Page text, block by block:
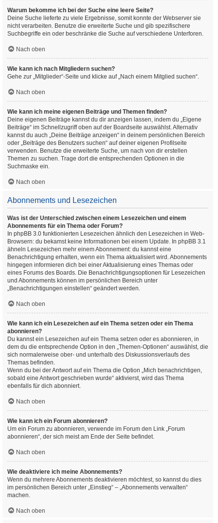
Warum bekomme ich bei der Suche eine leere Seite?
Deine Suche lieferte zu viele Ergebnisse, somit konnte der Webserver sie
nicht verarbeiten. Benutze die erweiterte Suche und gib spezifischere
Suchbegriffe ein oder beschränke die Suche auf verschiedene Unterforen.
Nach oben
Wie kann ich nach Mitgliedern suchen?
Gehe zur „Mitglieder“-Seite und klicke auf „Nach einem Mitglied suchen“.
Nach oben
Wie kann ich meine eigenen Beiträge und Themen finden?
Deine eigenen Beiträge kannst du dir anzeigen lassen, indem du „Eigene
Beiträge“ im Schnellzugriff oben auf der Boardseite auswählst. Alternativ
kannst du auch „Deine Beiträge anzeigen“ in deinem persönlichen Bereich
oder „Beiträge des Benutzers suchen“ auf deiner eigenen Profilseite
verwenden. Benutze die erweiterte Suche, um nach von dir erstellen
Themen zu suchen. Trage dort die entsprechenden Optionen in die
Suchmaske ein.
Nach oben
Abonnements und Lesezeichen
Was ist der Unterschied zwischen einem Lesezeichen und einem
Abonnements für ein Thema oder Forum?
In phpBB 3.0 funktionierten Lesezeichen ähnlich den Lesezeichen in Web-
Browsern: du bekamst keine Informationen bei einem Update. In phpBB 3.1
ähneln Lesezeichen mehr einem Abonnement: du kannst eine
Benachrichtigung erhalten, wenn ein Thema aktualisiert wird. Abonnements
hingegen informieren dich bei einer Aktualisierung eines Themas oder
eines Forums des Boards. Die Benachrichtigungsoptionen für Lesezeichen
und Abonnements können im persönlichen Bereich unter
„Benachrichtigungen einstellen“ geändert werden.
Nach oben
Wie kann ich ein Lesezeichen auf ein Thema setzen oder ein Thema
abonnieren?
Du kannst ein Lesezeichen auf ein Thema setzen oder es abonnieren, in
dem du die entsprechende Option in den „Themen-Optionen“ auswählst, die
sich normalerweise ober- und unterhalb des Diskussionsverlaufs des
Themas befinden.
Wenn du bei der Antwort auf ein Thema die Option „Mich benachrichtigen,
sobald eine Antwort geschrieben wurde“ aktivierst, wird das Thema
ebenfalls für dich abonniert.
Nach oben
Wie kann ich ein Forum abonnieren?
Um ein Forum zu abonnieren, verwende im Forum den Link „Forum
abonnieren“, der sich meist am Ende der Seite befindet.
Nach oben
Wie deaktiviere ich meine Abonnements?
Wenn du mehrere Abonnements deaktivieren möchtest, so kannst du dies
im persönlichen Bereich unter „Einstieg“ – „Abonnements verwalten“
machen.
Nach oben